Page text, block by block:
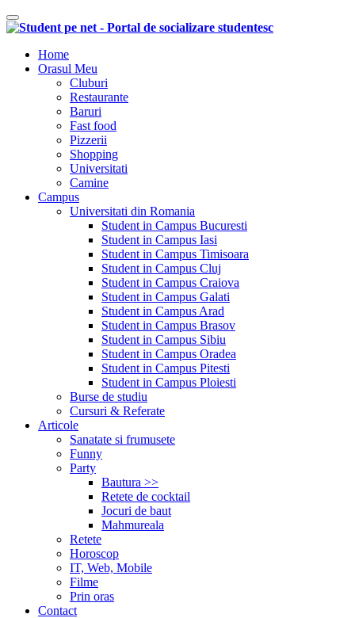
Comutare navigare
Home
Orasul Meu
Cluburi
Restaurante
Baruri
Fast food
Pizzerii
Shopping
Universitati
Camine
Campus
Universitati din Romania
Student in Campus Bucuresti
Student in Campus Iasi
Student in Campus Timisoara
Student in Campus Cluj
Student in Campus Craiova
Student in Campus Galati
Student in Campus Arad
Student in Campus Brasov
Student in Campus Sibiu
Student in Campus Oradea
Student in Campus Pitesti
Student in Campus Ploiesti
Burse de studiu
Cursuri & Referate
Articole
Sanatate si frumusete
Funny
Party
Bautura >>
Retete de cocktail
Jocuri de baut
Mahmureala
Retete
Horoscop
IT, Web, Mobile
Filme
Prin oras
Contact